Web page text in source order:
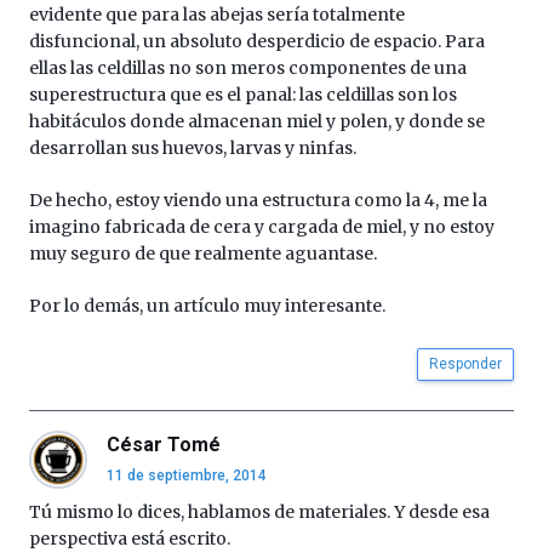
evidente que para las abejas sería totalmente
disfuncional, un absoluto desperdicio de espacio. Para
ellas las celdillas no son meros componentes de una
superestructura que es el panal: las celdillas son los
habitáculos donde almacenan miel y polen, y donde se
desarrollan sus huevos, larvas y ninfas.
De hecho, estoy viendo una estructura como la 4, me la
imagino fabricada de cera y cargada de miel, y no estoy
muy seguro de que realmente aguantase.
Por lo demás, un artículo muy interesante.
Responder
César Tomé
11 de septiembre, 2014
Tú mismo lo dices, hablamos de materiales. Y desde esa
perspectiva está escrito.